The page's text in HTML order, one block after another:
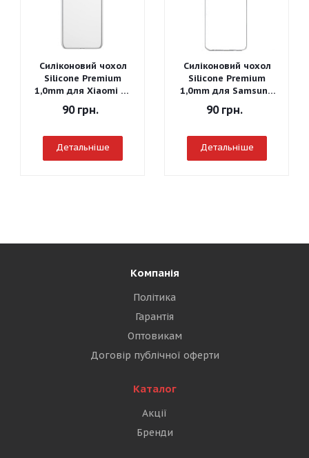
Силіконовий чохол
Silicone Premium
1,0mm для Xiaomi Mi
90грн.
Детальніше
Силіконовий чохол
Silicone Premium
1,0mm для Samsung
J260 Galaxy J2 Core
2018
90грн.
Детальніше
Компанія
Політика
Гарантія
Оптовикам
Договір публічної оферти
Каталог
Акції
Бренди